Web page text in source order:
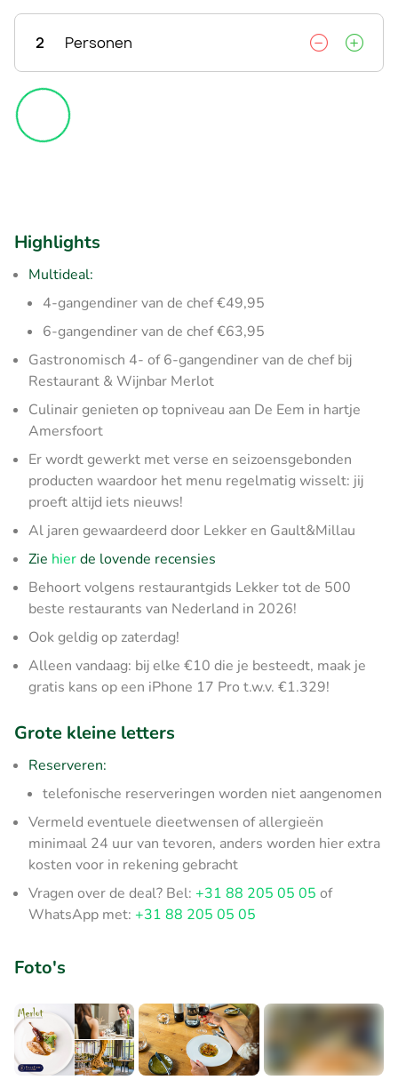
2 Personen
Highlights
Multideal:
4-gangendiner van de chef €49,95
6-gangendiner van de chef €63,95
Gastronomisch 4- of 6-gangendiner van de chef bij
Restaurant & Wijnbar Merlot
Culinair genieten op topniveau aan De Eem in hartje
Amersfoort
Er wordt gewerkt met verse en seizoensgebonden
producten waardoor het menu regelmatig wisselt: jij
proeft altijd iets nieuws!
Al jaren gewaardeerd door Lekker en Gault&Millau
Zie hierde lovende recensies
Behoort volgens restaurantgids Lekker tot de 500
beste restaurants van Nederland in 2026!
Ook geldig op zaterdag!
Alleen vandaag: bij elke €10 die je besteedt, maak je
gratis kans op een iPhone 17 Pro t.w.v. €1.329!
Grote kleine letters
Reserveren:
telefonische reserveringen worden niet aangenomen
Vermeld eventuele dieetwensen of allergieën
minimaal 24 uur van tevoren, anders worden hier extra
kosten voor in rekening gebracht
Vragen over de deal? Bel: +31 88 205 05 05 of
WhatsApp met: +31 88 205 05 05
Foto's